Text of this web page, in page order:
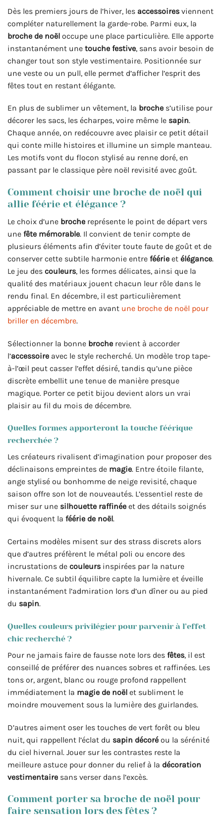
Dès les premiers jours de l’hiver, les accessoires viennent
compléter naturellement la garde-robe. Parmi eux, la
broche de noël occupe une place particulière. Elle apporte
instantanément une touche festive, sans avoir besoin de
changer tout son style vestimentaire. Positionnée sur
une veste ou un pull, elle permet d’afficher l’esprit des
fêtes tout en restant élégante.
En plus de sublimer un vêtement, la broche s’utilise pour
décorer les sacs, les écharpes, voire même le sapin.
Chaque année, on redécouvre avec plaisir ce petit détail
qui conte mille histoires et illumine un simple manteau.
Les motifs vont du flocon stylisé au renne doré, en
passant par le classique père noël revisité avec goût.
Comment choisir une broche de noël qui
allie féérie et élégance ?
Le choix d’une broche représente le point de départ vers
une fête mémorable. Il convient de tenir compte de
plusieurs éléments afin d’éviter toute faute de goût et de
conserver cette subtile harmonie entre féérie et élégance.
Le jeu des couleurs, les formes délicates, ainsi que la
qualité des matériaux jouent chacun leur rôle dans le
rendu final. En décembre, il est particulièrement
appréciable de mettre en avant une broche de noël pour
briller en décembre.
Sélectionner la bonne broche revient à accorder
l’accessoire avec le style recherché. Un modèle trop tape-
à-l’œil peut casser l’effet désiré, tandis qu’une pièce
discrète embellit une tenue de manière presque
magique. Porter ce petit bijou devient alors un vrai
plaisir au fil du mois de décembre.
Quelles formes apporteront la touche féérique
recherchée ?
Les créateurs rivalisent d’imagination pour proposer des
déclinaisons empreintes de magie. Entre étoile filante,
ange stylisé ou bonhomme de neige revisité, chaque
saison offre son lot de nouveautés. L’essentiel reste de
miser sur une silhouette raffinée et des détails soignés
qui évoquent la féérie de noël.
Certains modèles misent sur des strass discrets alors
que d’autres préfèrent le métal poli ou encore des
incrustations de couleurs inspirées par la nature
hivernale. Ce subtil équilibre capte la lumière et éveille
instantanément l’admiration lors d’un dîner ou au pied
du sapin.
Quelles couleurs privilégier pour parvenir à l’effet
chic recherché ?
Pour ne jamais faire de fausse note lors des fêtes, il est
conseillé de préférer des nuances sobres et raffinées. Les
tons or, argent, blanc ou rouge profond rappellent
immédiatement la magie de noël et subliment le
moindre mouvement sous la lumière des guirlandes.
D’autres aiment oser les touches de vert forêt ou bleu
nuit, qui rappellent l’éclat du sapin décoré ou la sérénité
du ciel hivernal. Jouer sur les contrastes reste la
meilleure astuce pour donner du relief à la décoration
vestimentaire sans verser dans l’excès.
Comment porter sa broche de noël pour
faire sensation lors des fêtes ?